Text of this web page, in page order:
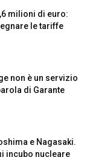
milioni di euro:
le tariffe
non è un servizio
di Garante
e Nagasaki.
incubo nucleare